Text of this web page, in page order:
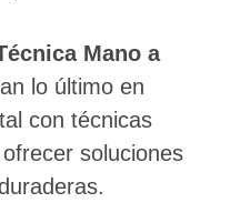
Mano a
lo último en
con técnicas
soluciones